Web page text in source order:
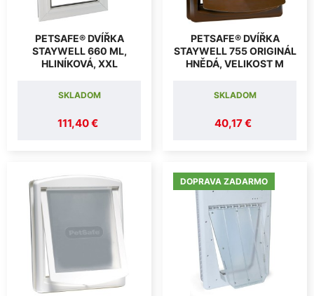
PETSAFE® DVÍŘKA
STAYWELL 660 ML,
HLINÍKOVÁ, XXL
111,40 €
SKLADOM
PETSAFE® DVÍŘKA
STAYWELL 755 ORIGINÁL
HNĚDÁ, VELIKOST M
40,17 €
SKLADOM
DOPRAVA ZADARMO